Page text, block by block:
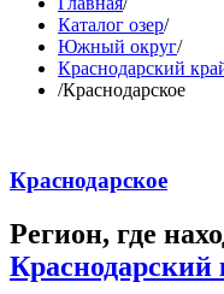
Каталог озер/
Южный округ/
Краснодарский
/Краснодарское
Краснодарское
Регион, где
Краснодарский